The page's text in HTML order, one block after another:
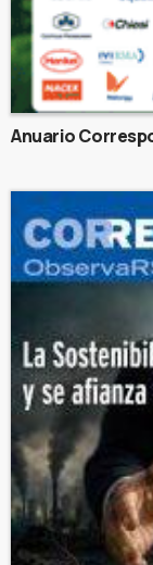
Anuario